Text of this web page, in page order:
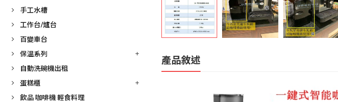
手工水槽
工作台/爐台
百變車台
保溫系列
自動洗碗機出租
蛋糕櫃
飲品 咖啡機 輕食料理
產品敘述